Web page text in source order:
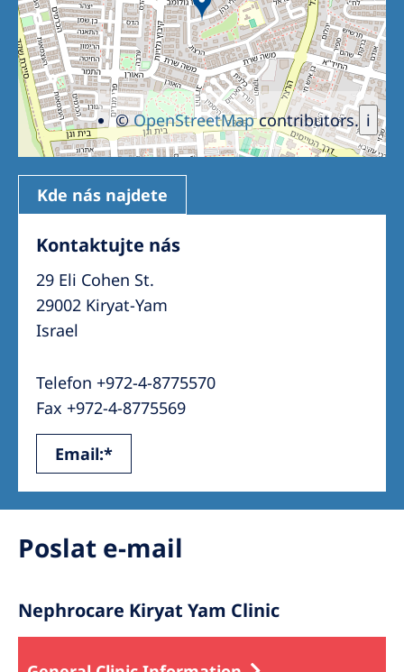
Serbia
Slovakia
Slovenia
Spain
Sweden
Switzerland
Asia Pacific
Asia Pacific
Philippines
North America
United States of America
Global Website
i
©OpenStreetMapcontributors.
Kde nás najdete
Kontaktujte nás
29 Eli Cohen St.
29002 Kiryat-Yam
Israel
Telefon +972-4-8775570
Fax +972-4-8775569
Email:*
Poslat e-mail
Nephrocare Kiryat Yam Clinic